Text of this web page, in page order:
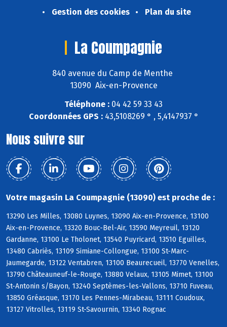
Gestion des cookies
Plan du site
La Coumpagnie
840 avenue du Camp de Menthe
13090 Aix-en-Provence
Téléphone : 04 42 59 33 43
Coordonnées GPS :43,5108269 ° , 5,4147937 °
Nous suivre sur
Votre magasin La Coumpagnie (13090) est proche de :
13290 Les Milles, 13080 Luynes, 13090 Aix-en-Provence, 13100
Aix-en-Provence, 13320 Bouc-Bel-Air, 13590 Meyreuil, 13120
Gardanne, 13100 Le Tholonet, 13540 Puyricard, 13510 Eguilles,
13480 Cabriès, 13109 Simiane-Collongue, 13100 St-Marc-
Jaumegarde, 13122 Ventabren, 13100 Beaurecueil, 13770 Venelles,
13790 Châteauneuf-le-Rouge, 13880 Velaux, 13105 Mimet, 13100
St-Antonin s/Bayon, 13240 Septèmes-les-Vallons, 13710 Fuveau,
13850 Gréasque, 13170 Les Pennes-Mirabeau, 13111 Coudoux,
13127 Vitrolles, 13119 St-Savournin, 13340 Rognac